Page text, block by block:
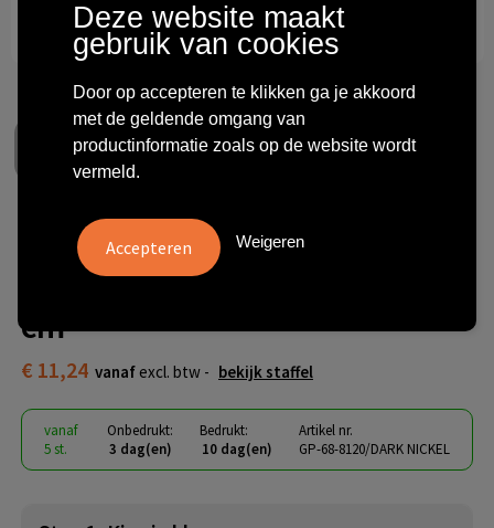
FALCONE - Grote paraplu -
Automaat - Windproof - 120
cm
€ 11,24 vanaf excl. btw - bekijk staffel
vanaf
5 st.
Onbedrukt:
3 dag(en)
Bedrukt:
10 dag(en)
Artikel nr.
GP-68-8120/DARK NICKEL
Deze website maakt
gebruik van cookies
Door op accepteren te klikken ga je akkoord
met de geldende omgang van
productinformatie zoals op de website wordt
vermeld.
Weigeren